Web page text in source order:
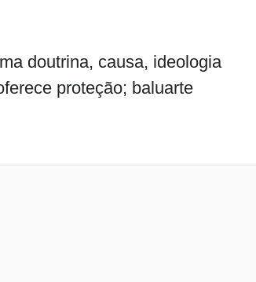
doutrina, causa, ideologia
proteção; baluarte